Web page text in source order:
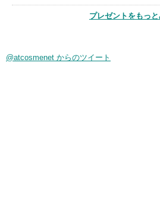
品
プレゼントをもっ
@atcosmenet からのツイート